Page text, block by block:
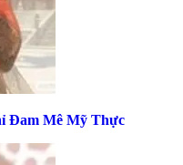
Đam Mê Mỹ Thực